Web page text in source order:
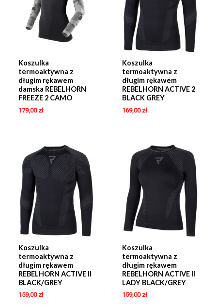
Koszulka
termoaktywna z
długim rękawem
damska REBELHORN
FREEZE 2 CAMO
179,00 zł
Koszulka
termoaktywna z
długim rękawem
REBELHORN ACTIVE 2
BLACK GREY
169,00 zł
Koszulka
termoaktywna z
długim rękawem
REBELHORN ACTIVE II
BLACK/GREY
159,00 zł
Koszulka
termoaktywna z
długim rękawem
REBELHORN ACTIVE II
LADY BLACK/GREY
159,00 zł